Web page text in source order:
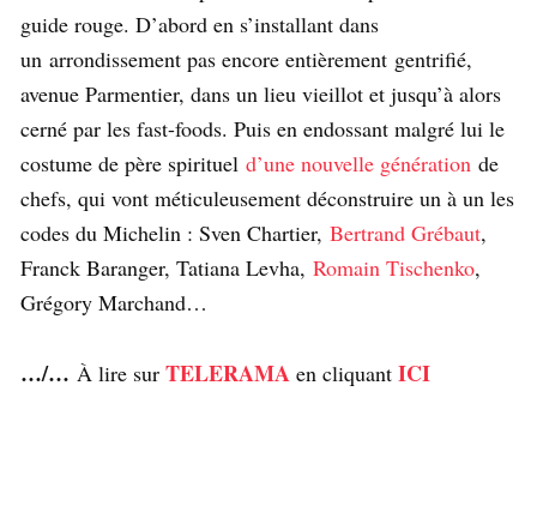
guide rouge. D’abord en s’installant dans
un arrondissement pas encore entièrement gentrifié,
avenue Parmentier, dans un lieu vieillot et jusqu’à alors
cerné par les fast-foods. Puis en endossant malgré lui le
costume de père spirituel d’une nouvelle génération de
chefs, qui vont méticuleusement déconstruire un à un les
codes du Michelin : Sven Chartier, Bertrand Grébaut,
Franck Baranger, Tatiana Levha, Romain Tischenko,
Grégory Marchand…
…/… À lire sur TELERAMA en cliquant ICI